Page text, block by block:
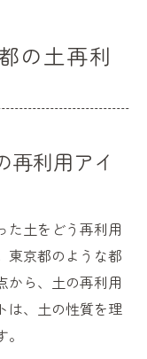
の土再利
再利用アイ
た土をどう再利用
東京都のような都
から、土の再利用
は、土の性質を理